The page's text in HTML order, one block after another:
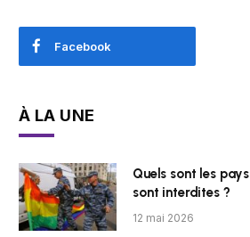
Facebook
À LA UNE
Quels sont les
sont interdites ?
12 mai 2026